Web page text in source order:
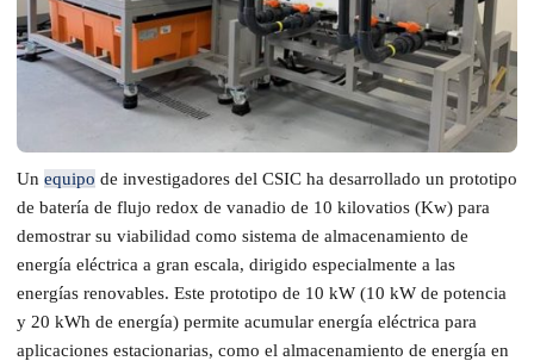
Un equipo de investigadores del CSIC ha desarrollado un prototipo
de batería de flujo redox de vanadio de 10 kilovatios (Kw) para
demostrar su viabilidad como sistema de almacenamiento de
energía eléctrica a gran escala, dirigido especialmente a las
energías renovables. Este prototipo de 10 kW (10 kW de potencia
y 20 kWh de energía) permite acumular energía eléctrica para
aplicaciones estacionarias, como el almacenamiento de energía en